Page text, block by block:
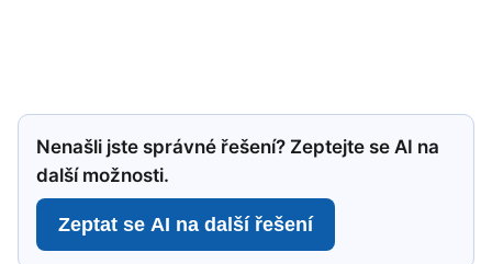
Nenašli jste správné řešení? Zeptejte se AI na
další možnosti.
Zeptat se AI na další řešení